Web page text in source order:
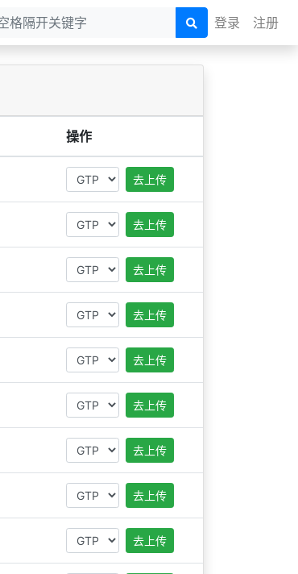
登录 注册
操作
去上传
去上传
去上传
去上传
去上传
去上传
去上传
去上传
去上传